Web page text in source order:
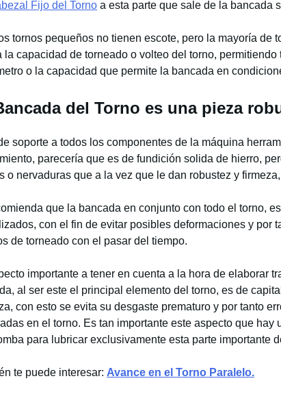
Fijo del Torno a esta parte que sale de la bancada
tornos pequeños no tienen escote, pero la mayoría de
la capacidad de torneado o volteo del torno,
o la capacidad que permite la bancada en
del Torno es una pieza
soporte a todos los componentes de la máquina
parecería que es de fundición solida de hierro,
o nervaduras que a la vez que le dan robustez y
que la bancada en conjunto con todo el torno,
con el fin de evitar posibles deformaciones y por
de torneado con el pasar del tiempo.
importante a tener en cuenta a la hora de elaborar
al ser este el principal elemento del torno, es de
con esto se evita su desgaste prematuro y por tanto
en el torno. Es tan importante este aspecto que hay
para lubricar exclusivamente esta parte importante
te puede interesar: Avance en el Torno Paralelo.